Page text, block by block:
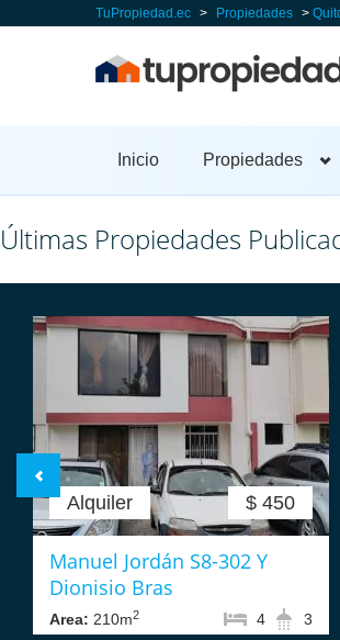
TuPropiedad.ec > Propiedades >
Inicio Propiedades
Últimas Propiedades
Alquiler $ 450
Manuel Jordán S8-302 Y
Dionisio Bras
Area: 210m2 3
4